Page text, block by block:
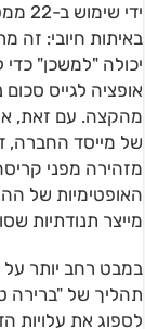
ידי
באיתות חיובי: זה
יכולה "למשכן" כדי
אופציה לגייס
מהקצה. עם זאת,
של מייסד החברה,
מזהירה מפני
האופטימיות של
מייצר תנודתיות
תהליך של "ברירה
לספוג את עלויות